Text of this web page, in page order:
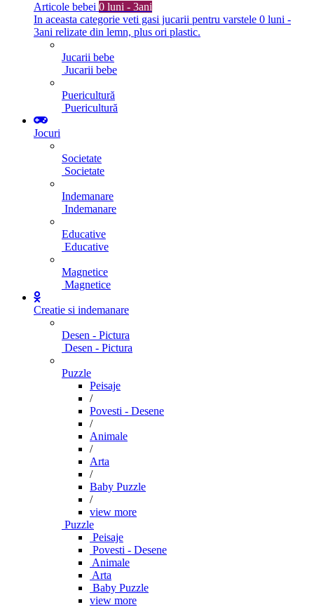
Articole bebei 0 luni - 3ani
In aceasta categorie veti gasi jucarii pentru varstele 0 luni -
3ani relizate din lemn, plus ori plastic.
Jucarii bebe
Jucarii bebe
Puericultură
Puericultură
Jocuri
Societate
Societate
Indemanare
Indemanare
Educative
Educative
Magnetice
Magnetice
Creatie si indemanare
Desen - Pictura
Desen - Pictura
Puzzle
Peisaje
/
Povesti - Desene
/
Animale
/
Arta
/
Baby Puzzle
/
view more
Puzzle
Peisaje
Povesti - Desene
Animale
Arta
Baby Puzzle
view more